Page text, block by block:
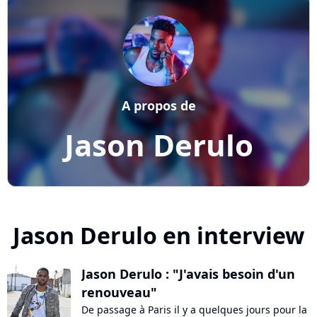
Jason Derulo
A propos de
Jason Derulo en interview
Jason Derulo : "J'avais besoin d'un
renouveau"
De passage à Paris il y a quelques jours pour la